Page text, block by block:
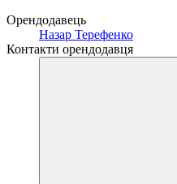
Орендодавець
Назар Терефенко
Контакти орендодавця